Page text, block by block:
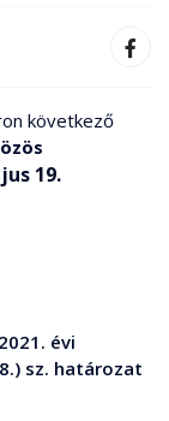
következő
19.
évi
sz. határozat